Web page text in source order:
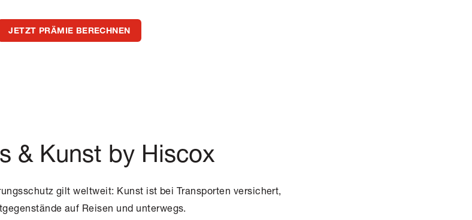
JETZT PRÄMIE BERECHNEN
& Kunst by Hiscox
gilt weltweit: Kunst ist bei Transporten versichert,
auf Reisen und unterwegs.